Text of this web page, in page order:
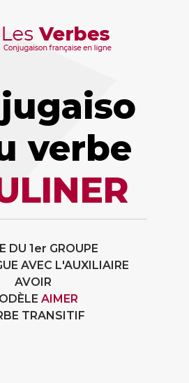
verbe
DU 1er GROUPE
AVEC L'AUXILIAIRE
AVOIR
AIMER
TRANSITIF